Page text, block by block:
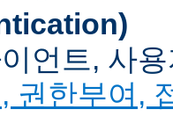
언트, 사
권한부여,